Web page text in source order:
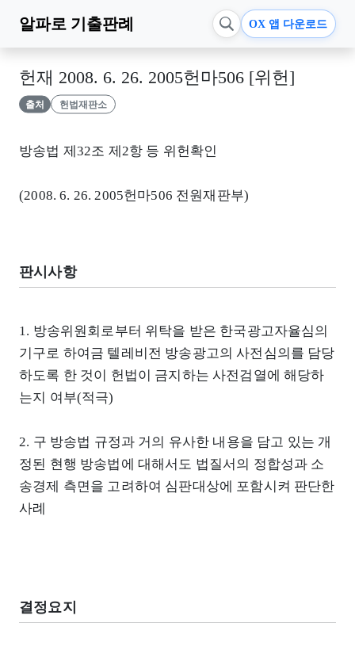
알파로 기출판례 OX 앱 다운로드
헌재 2008. 6. 26. 2005헌마506 [위헌]
출처 헌법재판소
방송법 제32조 제2항 등 위헌확인
(2008. 6. 26. 2005헌마506 전원재판부)
판시사항
1. 방송위원회로부터 위탁을 받은 한국광고자율심의
기구로 하여금 텔레비전 방송광고의 사전심의를 담당
하도록 한 것이 헌법이 금지하는 사전검열에 해당하
는지 여부(적극)
2. 구 방송법 규정과 거의 유사한 내용을 담고 있는 개
정된 현행 방송법에 대해서도 법질서의 정합성과 소
송경제 측면을 고려하여 심판대상에 포함시켜 판단한
사례
결정요지